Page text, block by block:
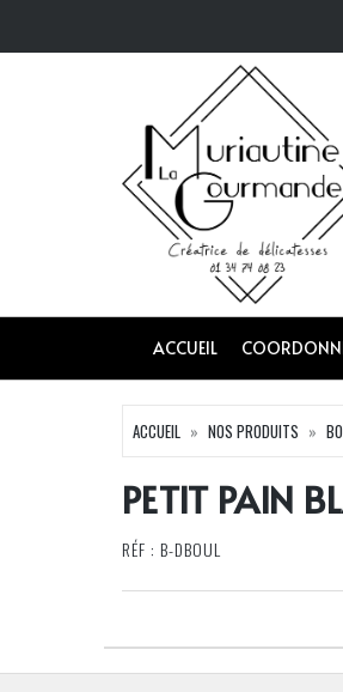
ACCUEIL
ACCUEIL NOS PRODUITS
PETIT PAIN
RÉF : B-DBOUL